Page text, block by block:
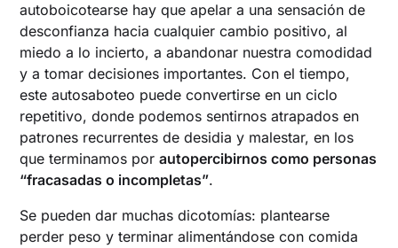
autoboicotearse hay que apelar a una sensación de
desconfianza hacia cualquier cambio positivo, al
miedo a lo incierto, a abandonar nuestra comodidad
y a tomar decisiones importantes. Con el tiempo,
este autosaboteo puede convertirse en un ciclo
repetitivo, donde podemos sentirnos atrapados en
patrones recurrentes de desidia y malestar, en los
que terminamos porautopercibirnos como personas
“fracasadas o incompletas”.
Se pueden dar muchas dicotomías: plantearse
perder peso y terminar alimentándose con comida